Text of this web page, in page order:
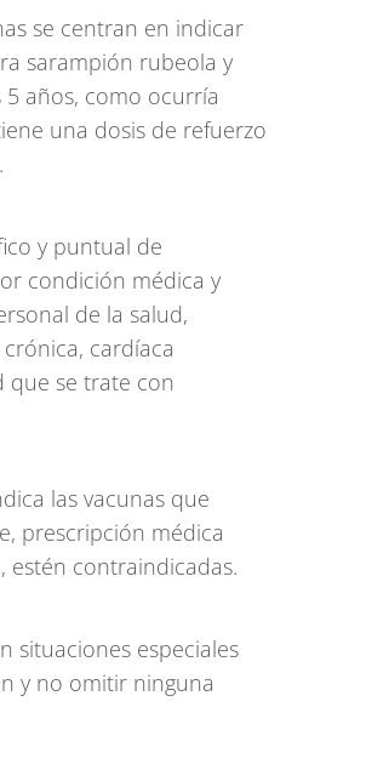
se centran en indicar
sarampión rubeola y
5 años, como ocurría
una dosis de refuerzo
y puntual de
condición médica y
de la salud,
cardíaca
que se trate con
las vacunas que
prescripción médica
estén contraindicadas.
situaciones especiales
y no omitir ninguna